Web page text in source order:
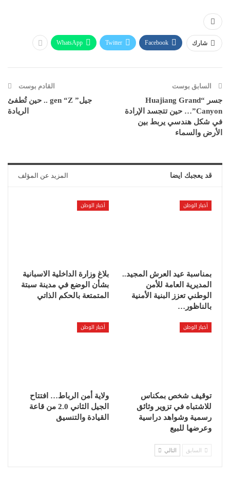
شارك Facebook
Twitter
WhatsApp
السابق بوست
جسر “Huajiang Grand
Canyon”… حين تتجسد الإرادة
في شكل هندسي يربط بين
الأرض والسماء
القادم بوست
جيل” gen “Z .. حين تُطفئ
الريادة
قد يعجبك ايضا المزيد عن المؤلف
أخبار الوطن
بمناسبة عيد العرش المجيد..
المديرية العامة للأمن
الوطني تعزز البنية الأمنية
بالناظور…
أخبار الوطن
بلاغ وزارة الداخلية الاسبانية
بشأن الوضع في مدينة سبتة
المتمتعة بالحكم الذاتي
أخبار الوطن
توقيف شخص بمكناس
للاشتباه في تزوير وثائق
رسمية وشواهد دراسية
وعرضها للبيع
أخبار الوطن
ولاية أمن الرباط… افتتاح
الجيل الثاني 2.0 من قاعة
القيادة والتنسيق
السابق التالي